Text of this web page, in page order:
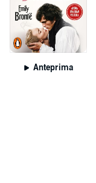
Anteprima